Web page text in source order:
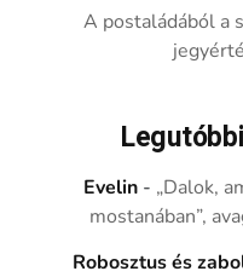
A postaládából a
Evelin - „Dalok,
mostanában”,
Robosztus és